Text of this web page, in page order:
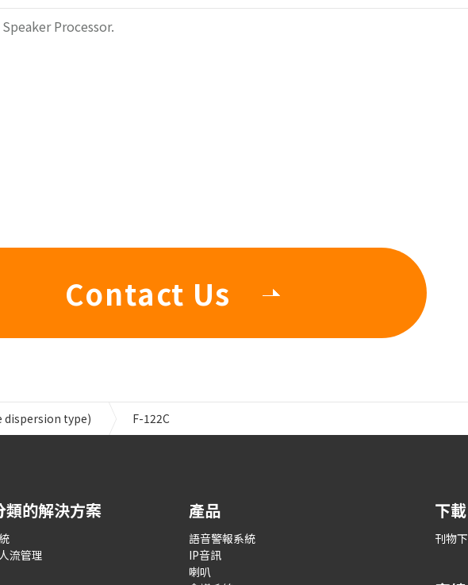
Processor.
Contact Us
dispersion type) F-122C
類的解決方案
流管理
產品
語音警報系統
IP音訊
喇叭
下載
刊物